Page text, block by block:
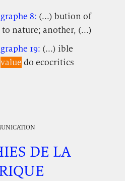
8: (...) bution of
to nature; another, (...)
19: (...) ible
value do ecocritics
DE LA